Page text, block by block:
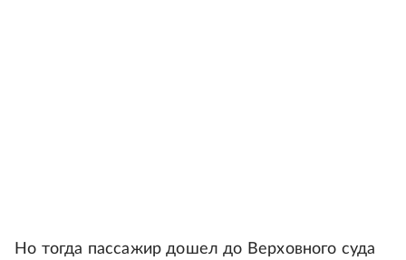
Но тогда пассажир дошел до Верховного суда